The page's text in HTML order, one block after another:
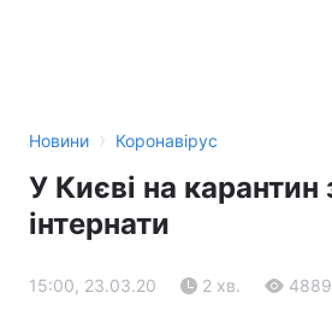
Новини › Коронавірус
У Києві на карантин
інтернати
15:00, 23.03.20 2 хв. 4889